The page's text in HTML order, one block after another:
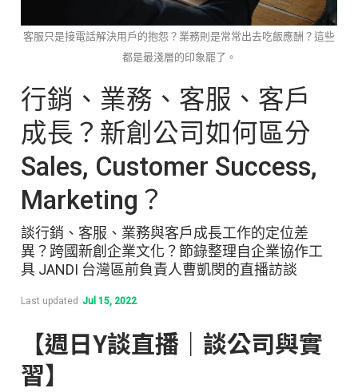
客服只是接電話解決用戶的抱怨？業務則是常常出去吃飯應酬？這些
都是最淺層的印象罷了。
行銷、業務、客服、客戶
成長？新創公司如何區分
Sales, Customer Success,
Marketing？
談行銷、客服、業務與客戶成長工作的定位差
異？跨國新創企業文化？節錄整理自企業協作工
具 JANDI 台灣區前負責人曹凱閔的直播訪談
Last updated Jul 15, 2022
【週日Y談直播｜談公司與實
習】